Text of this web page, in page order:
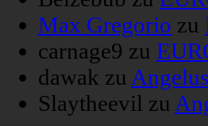
Max Gregorio zu
carnage9 zu
dawak zu
Slaytheevil zu